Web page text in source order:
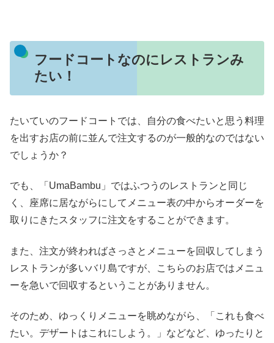
フードコートなのにレストランみ
たい！
たいていのフードコートでは、自分の食べたいと思う料理
を出すお店の前に並んで注文するのが一般的なのではない
でしょうか？
でも、「UmaBambu」ではふつうのレストランと同じ
く、座席に居ながらにしてメニュー表の中からオーダーを
取りにきたスタッフに注文をすることができます。
また、注文が終わればさっさとメニューを回収してしまう
レストランが多いバリ島ですが、こちらのお店ではメニュ
ーを急いで回収するということがありません。
そのため、ゆっくりメニューを眺めながら、「これも食べ
たい。デザートはこれにしよう。」などなど、ゆったりと